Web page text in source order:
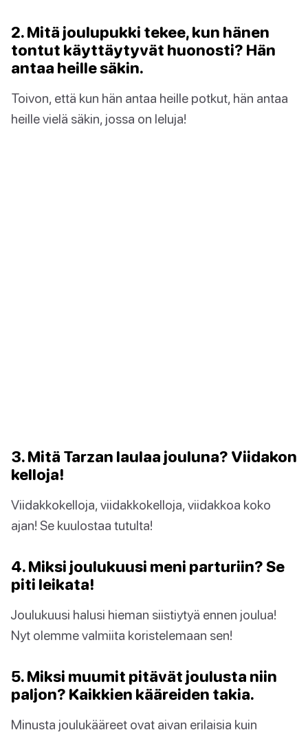
2. Mitä joulupukki tekee, kun hänen
tontut käyttäytyvät huonosti? Hän
antaa heille säkin.
Toivon, että kun hän antaa heille potkut, hän antaa
heille vielä säkin, jossa on leluja!
3. Mitä Tarzan laulaa jouluna? Viidakon
kelloja!
Viidakkokelloja, viidakkokelloja, viidakkoa koko
ajan! Se kuulostaa tutulta!
4. Miksi joulukuusi meni parturiin? Se
piti leikata!
Joulukuusi halusi hieman siistiytyä ennen joulua!
Nyt olemme valmiita koristelemaan sen!
5. Miksi muumit pitävät joulusta niin
paljon? Kaikkien kääreiden takia.
Minusta joulukääreet ovat aivan erilaisia kuin